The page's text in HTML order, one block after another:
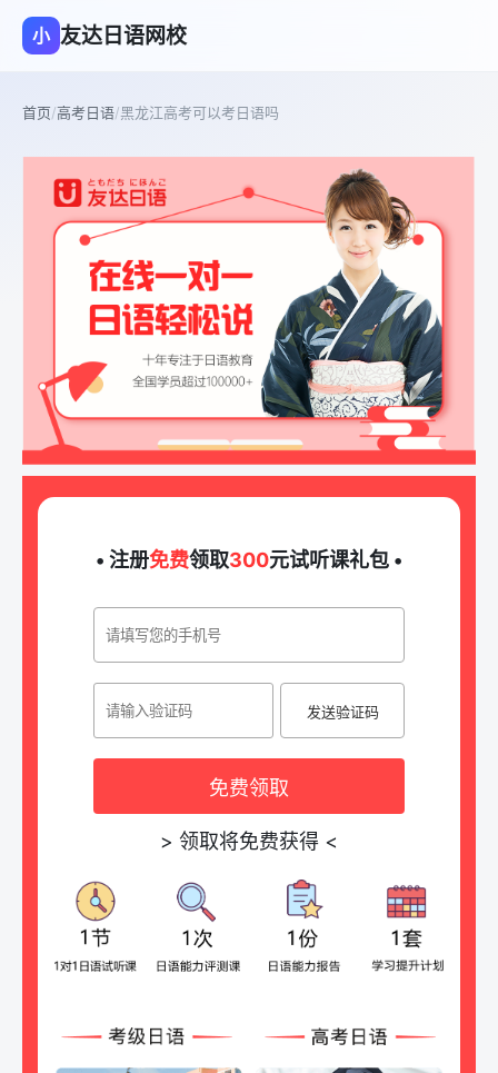
小 友达日语网校
首页/高考日语/黑龙江高考可以考日语吗
• 注册免费领取300元试听课礼包 •
发送验证码
免费领取
> 领取将免费获得 <